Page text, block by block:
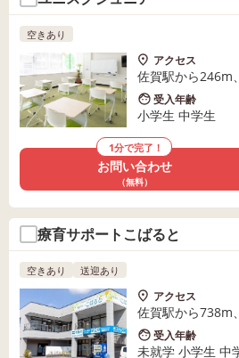
空きあり
アクセス
佐賀駅から246m
受入年齢
小学生 中学生
1分で完了！
お問い合わせ
（無料）
療育サポートこばると
空きあり 送迎あり
アクセス
佐賀駅から738m
受入年齢
未就学 小学生 中